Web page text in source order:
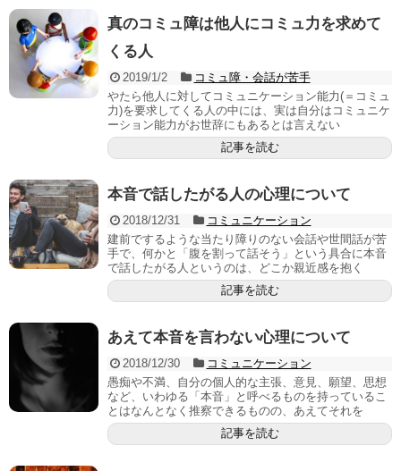
真のコミュ障は他人にコミュ力を求めて
くる人
2019/1/2
コミュ障・会話が苦手
やたら他人に対してコミュニケーション能力(＝コミュ
力)を要求してくる人の中には、実は自分はコミュニケ
ーション能力がお世辞にもあるとは言えない
記事を読む
本音で話したがる人の心理について
2018/12/31
コミュニケーション
建前でするような当たり障りのない会話や世間話が苦
手で、何かと「腹を割って話そう」という具合に本音
で話したがる人というのは、どこか親近感を抱く
記事を読む
あえて本音を言わない心理について
2018/12/30
コミュニケーション
愚痴や不満、自分の個人的な主張、意見、願望、思想
など、いわゆる「本音」と呼べるものを持っているこ
とはなんとなく推察できるものの、あえてそれを
記事を読む